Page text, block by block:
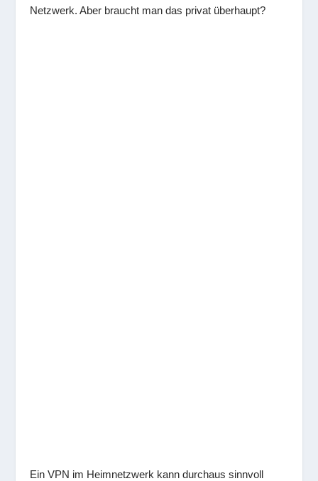
Netzwerk. Aber braucht man das privat überhaupt?
Ein VPN im Heimnetzwerk kann durchaus sinnvoll